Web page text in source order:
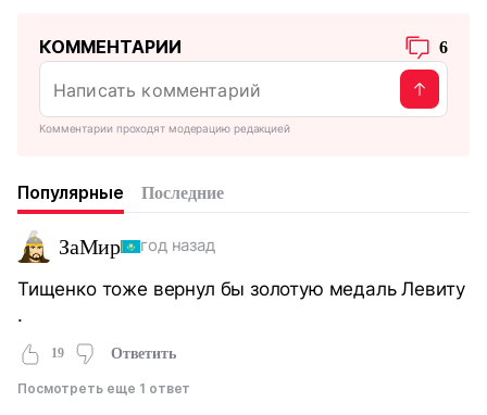
КОММЕНТАРИИ 6
Комментарии проходят модерацию редакцией
Популярные Последние
ЗаМир год назад
Тищенко тоже вернул бы золотую медаль Левиту
.
19 Ответить
Посмотреть еще 1 ответ